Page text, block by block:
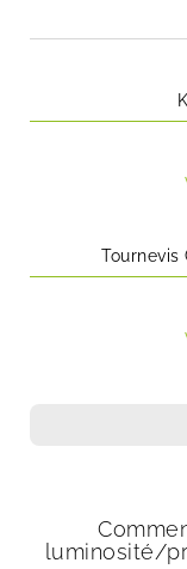
Tournevis
luminosité/